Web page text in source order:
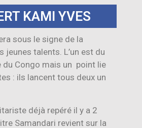
KAMI YVES
sous le signe de la
jeunes talents. L’un est du
du Congo mais un point lie
: ils lancent tous deux un
déjà repéré il y a 2
Samandari revient sur la